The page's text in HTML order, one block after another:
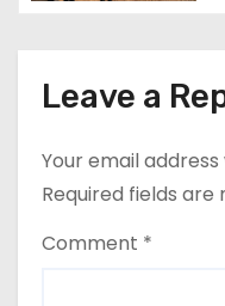
Leave a
Your email
Required fields are
Comment *